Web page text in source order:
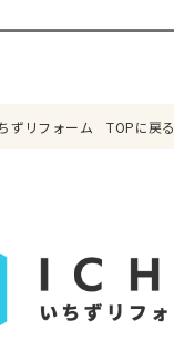
ずリフォーム TOPに戻る